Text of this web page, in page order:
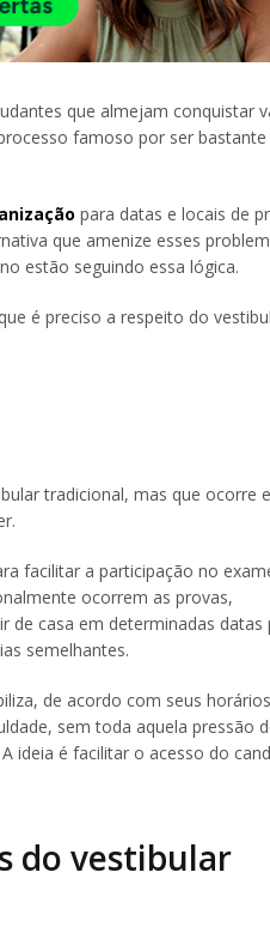
que almejam conquistar
famoso por ser bastante
para datas e locais de
que amenize esses
estão seguindo essa lógica.
é preciso a respeito do
tradicional, mas que ocorre
facilitar a participação no
ocorrem as provas,
de casa em determinadas datas
semelhantes.
de acordo com seus
sem toda aquela pressão
ideia é facilitar o acesso do
do vestibular